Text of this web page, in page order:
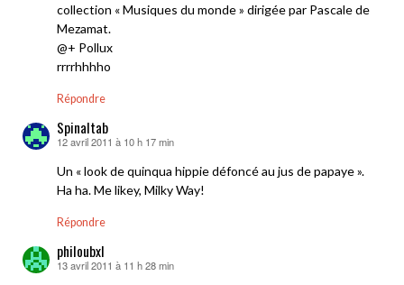
collection « Musiques du monde » dirigée par Pascale de
Mezamat.
@+ Pollux
rrrrhhhho
Répondre
Spinaltab
dit :
12 avril 2011 à 10 h 17 min
Un « look de quinqua hippie défoncé au jus de papaye ».
Ha ha. Me likey, Milky Way!
Répondre
philoubxl
dit :
13 avril 2011 à 11 h 28 min